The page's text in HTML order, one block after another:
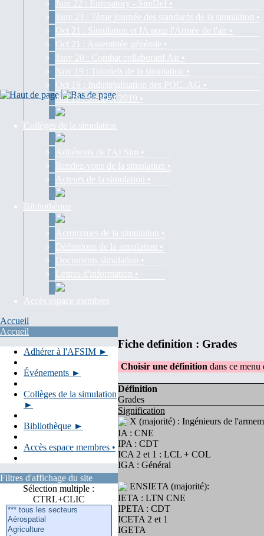
Juin 22 : Eurosatory - SimDef •
Janv 21 : 7ème journée des standards de la simulation •
Oct 21 : Simulation et IA pour l'Armée de l'air •
Oct 21 : Assemblée générale •
Janv 20 : Combat collaboratif Air •
Nov 19 : Tutoriels de la simulation •
Oct 19 : Industrialisation des POC, AG •
Juil 19 : SimDef 2019 •
Collèges de la simulation
Adhérents de l'AFSim •
Rendez-vous de la simulation •
Acteurs de la simulation •
Bibliothèque
Acronymes de la simulation •
Définitions de la simulation •
Documents simulation •
Lettres d'information •
Accès espace membres
Accueil
Accueil
Adhérer à l'AFSIM ►
Événements ►
Collèges de la simulation
►
Bibliothèque ►
Accès espace membres •
Filtres d'affichage du site
Sélection multiple :
CTRL+CLIC
Fiche definition : Grades
Choisir une définition dans ce menu
Définition
Grades
Signification
X (majorité) : Ingénieurs de
IA : CNE
IPA : CDT
ICA 2 et 1 : LCL + COL
IGA : Général
ENSIETA (majorité):
IETA : LTN CNE
IPETA : CDT
ICETA 2 et 1
IGETA